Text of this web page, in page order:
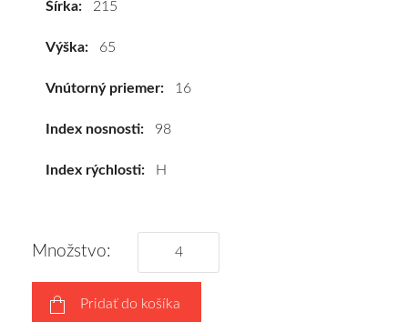
výhodnú
a
obujeme
na
Šírka: 215
Výška: 65
Vnútorný priemer: 16
Index nosnosti: 98
Index rýchlosti: H
Množstvo:
Pridať do košíka